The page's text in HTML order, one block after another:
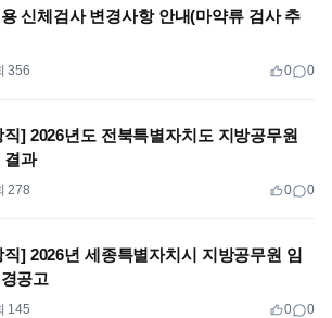
신체검사 변경사항 안내(마약류 검사 추
356 0 0
] 2026년도 전북특별자치도 지방공무원
결과
278 0 0
] 2026년 세종특별자치시 지방공무원 임
공고
145 0 0